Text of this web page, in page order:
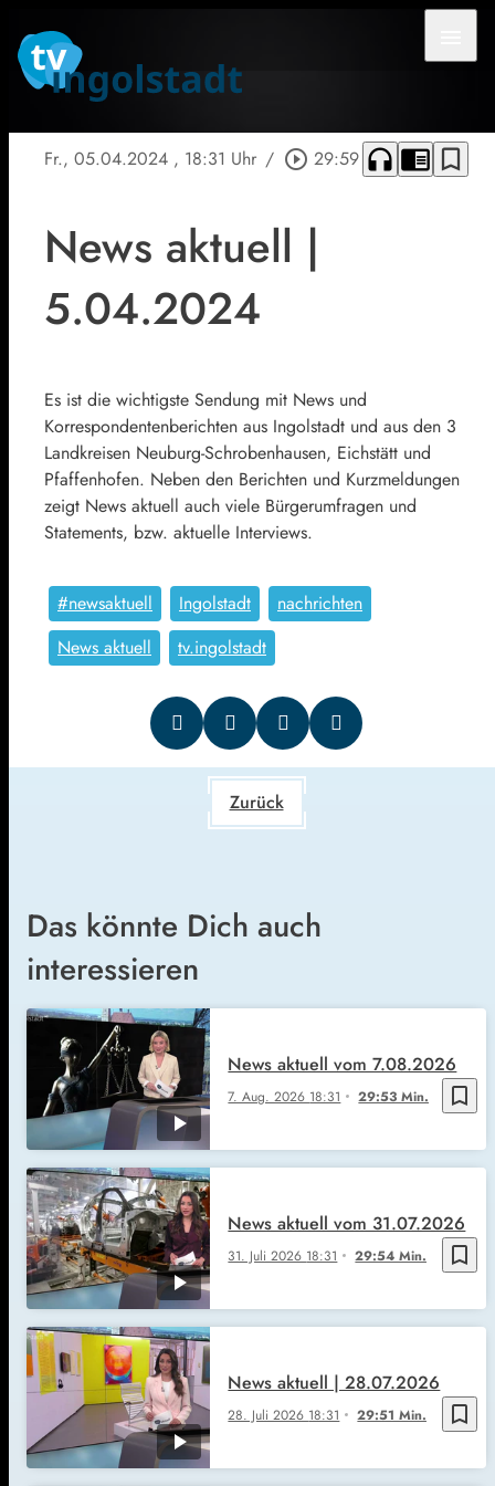
Fr., 05.04.2024 , 18:31 Uhr / play_circle_outline 29:59 headphones chrome_reader_mode bookmark_border
News aktuell |
5.04.2024
Es ist die wichtigste Sendung mit News und
Korrespondentenberichten aus Ingolstadt und aus den 3
Landkreisen Neuburg-Schrobenhausen, Eichstätt und
Pfaffenhofen. Neben den Berichten und Kurzmeldungen
zeigt News aktuell auch viele Bürgerumfragen und
Statements, bzw. aktuelle Interviews.
#newsaktuell Ingolstadt
nachrichten
News aktuell
tv.ingolstadt
Zurück
Das könnte Dich auch
interessieren
bookmark_border
7. Aug. 2026 18:31 29:53 Min.
News aktuell vom 7.08.2026
bookmark_border
31. Juli 2026 18:31 29:54 Min.
News aktuell vom 31.07.2026
bookmark_border
28. Juli 2026 18:31 29:51 Min.
News aktuell | 28.07.2026